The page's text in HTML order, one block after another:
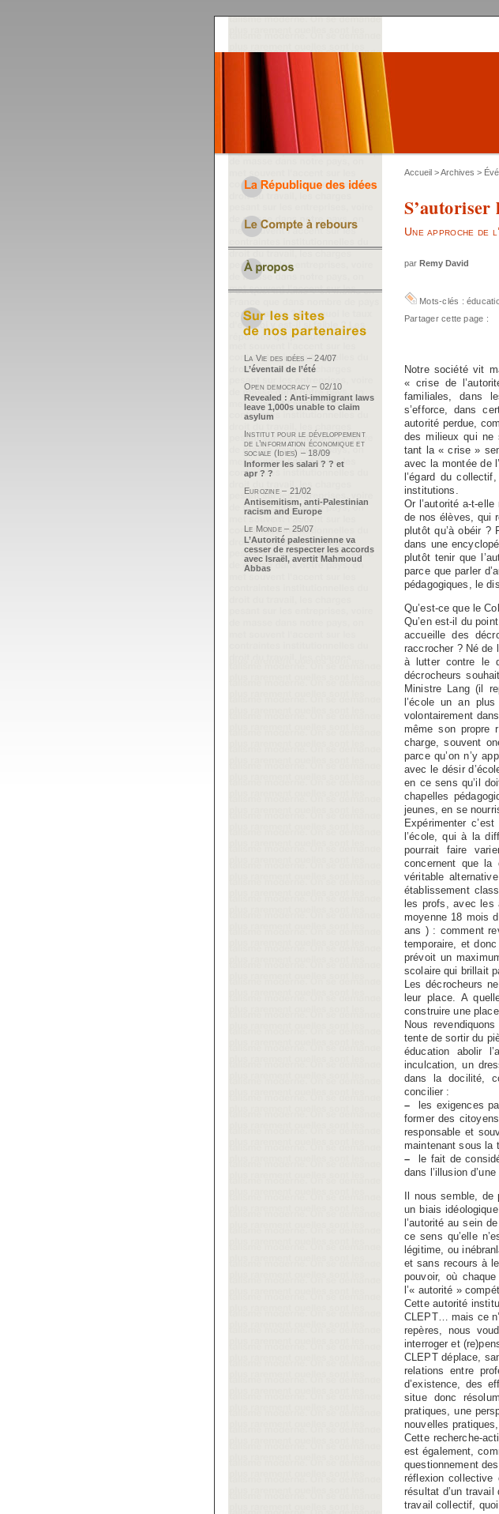
Accueil >Archives >
Une approche de
par Remy David
Mots-clés :
Partager cette page :
Notre société vit
« crise de
familiales, dans
s’efforce, dans
autorité perdue,
des milieux qui ne
tant la « crise »
avec la montée de
l’égard du
institutions.
Or l’autorité a-t-
de nos élèves, qui
plutôt qu’à obéir ?
dans une
plutôt tenir que
parce que parler
pédagogiques, le
Qu’est-ce que le
Qu’en est-il du
accueille des
raccrocher ? Né de
à lutter contre le
décrocheurs
Ministre Lang (il
l’école un an
volontairement
même son propre
charge, souvent
parce qu’on n’y
avec le désir
en ce sens qu’il
chapelles
jeunes, en se
Expérimenter
l’école, qui à la
pourrait faire
concernent que la
véritable
établissement
les profs, avec les
moyenne 18 mois
ans ) : comment
temporaire, et
prévoit un
scolaire qui brillait
Les décrocheurs
leur place. A
construire une
Nous
tente de sortir du
éducation abolir
inculcation, un
dans la docilité,
concilier :
– les exigences
former des
responsable et
maintenant sous la
– le fait de
dans l’illusion
Il nous semble,
un biais
l’autorité au sein
ce sens qu’elle
légitime, ou
et sans recours à
pouvoir, où
l’« autorité »
Cette autorité
CLEPT… mais ce
repères, nous
interroger et
CLEPT déplace,
relations entre
d’existence, des
situe donc
pratiques, une
nouvelles
Cette recherche-
est également,
questionnement
réflexion collective
résultat d’un
travail collectif,
La Vie des idées – 24/07
L’éventail de l’été
Open democracy – 02/10
Revealed : Anti-immigrant laws
leave 1,000s unable to claim
asylum
Institut pour le développement
de l’information économique et
sociale (Idies) – 18/09
Informer les salari ? ? et
apr ? ?
Eurozine – 21/02
Antisemitism, anti-Palestinian
racism and Europe
Le Monde – 25/07
L’Autorité palestinienne va
cesser de respecter les accords
avec Israël, avertit Mahmoud
Abbas